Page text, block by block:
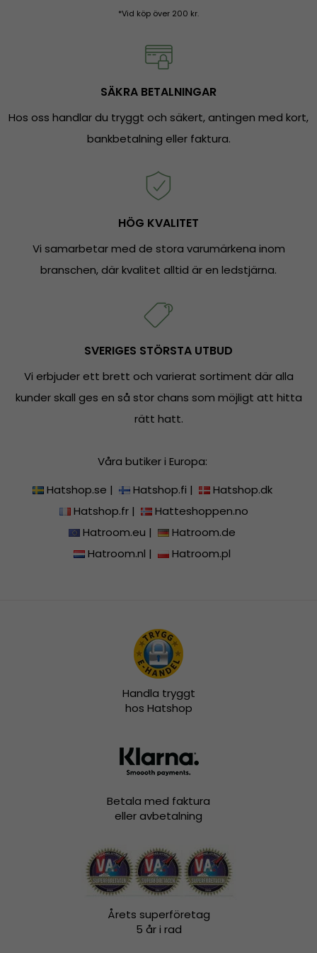
*Vid köp över 200 kr.
SÄKRA BETALNINGAR
Hos oss handlar du tryggt och säkert, antingen med kort,
bankbetalning eller faktura.
HÖG KVALITET
Vi samarbetar med de stora varumärkena inom
branschen, där kvalitet alltid är en ledstjärna.
SVERIGES STÖRSTA UTBUD
Vi erbjuder ett brett och varierat sortiment där alla
kunder skall ges en så stor chans som möjligt att hitta
rätt hatt.
Våra butiker i Europa:
Hatshop.se | Hatshop.fi |
Hatshop.dk
Hatshop.fr|
Hatteshoppen.no
Hatroom.eu |
Hatroom.de
Hatroom.nl | Hatroom.pl
Handla tryggt
hos Hatshop
Betala med faktura
eller avbetalning
Årets superföretag
5 år i rad